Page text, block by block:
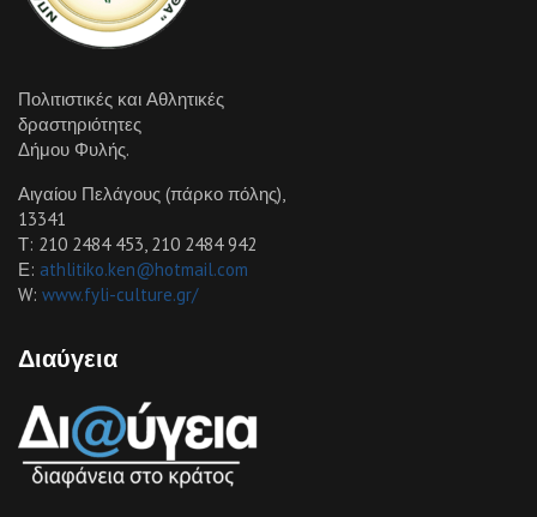
Πολιτιστικές και Αθλητικές
δραστηριότητες
Δήμου Φυλής.
Αιγαίου Πελάγους (πάρκο πόλης),
13341
Τ: 210 2484 453, 210 2484 942
Ε: athlitiko.ken@hotmail.com
W: www.fyli-culture.gr/
Διαύγεια